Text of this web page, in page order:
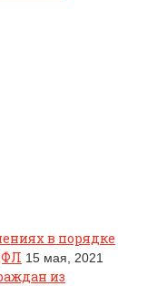
в порядке
15 мая, 2021
из